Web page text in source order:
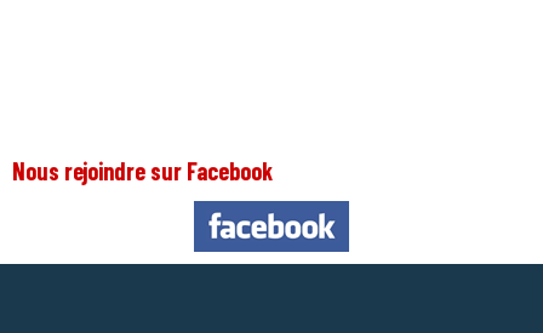
Nous rejoindre sur Facebook